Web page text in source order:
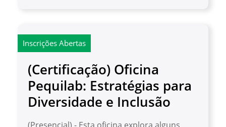
(Certificação) Oficina
Pequilab: Estratégias para
Diversidade e Inclusão
Inscrições Abertas